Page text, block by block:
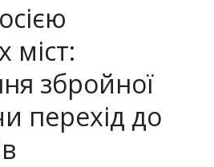
міст:
збройної
перехід до